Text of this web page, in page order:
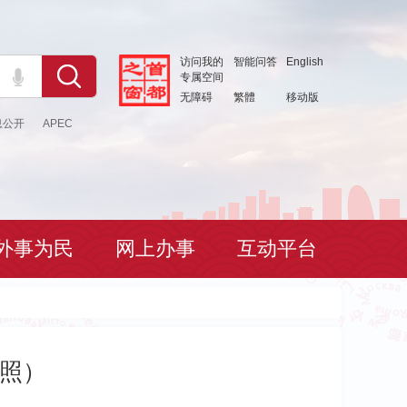
公开 APEC
访问我的
专属空间
智能问答 English
无障碍 繁體 移动版
事为民 网上办事 互动平台
）